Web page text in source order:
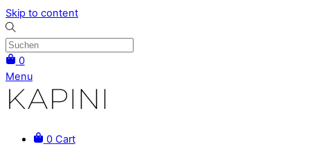
Skip to content
0
Menu
0 Cart